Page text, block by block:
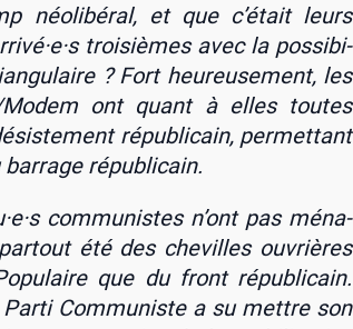
néo­li­bé­ral, et que c’était leurs
troi­sièmes avec la pos­si­bi­
? Fort heu­reu­se­ment, les
Modem ont quant à elles toutes
répu­bli­cain, per­met­tant
répu­bli­cain.
com­mu­nistes n’ont pas ména­
été des che­villes ouvrières
que du front répu­bli­cain.
Com­mu­niste a su mettre son